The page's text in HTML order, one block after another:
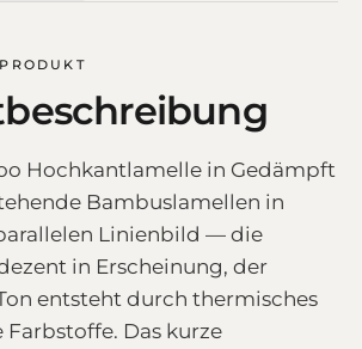
Hochkantlamelle in Gedämpft
Bambuslamellen in
Linienbild — die
in Erscheinung, der
entsteht durch thermisches
Das kurze